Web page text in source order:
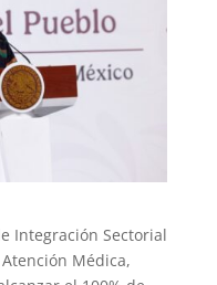
Integración Sectorial
Médica,